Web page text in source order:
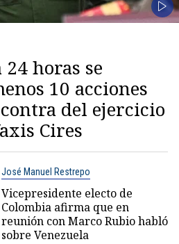
24 horas se
10 acciones
del ejercicio
Cires
José Manuel Restrepo
Vicepresidente electo de
Colombia afirma que en
reunión con Marco Rubio habló
sobre Venezuela